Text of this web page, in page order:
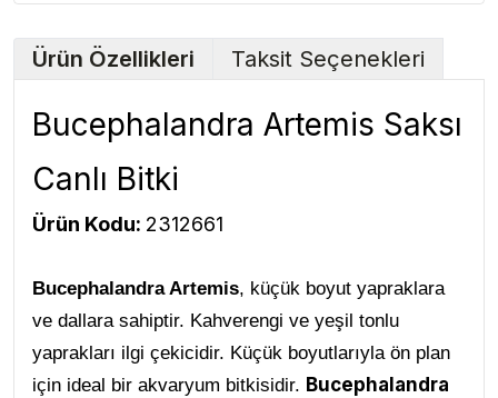
Ürün Özellikleri Taksit Seçenekleri
Bucephalandra Artemis Saksı
Canlı Bitki
Ürün Kodu: 2312661
Bucephalandra Artemis, küçük boyut yapraklara
ve dallara sahiptir. Kahverengi ve yeşil tonlu
yaprakları ilgi çekicidir. Küçük boyutlarıyla ön plan
için ideal bir akvaryum bitkisidir. Bucephalandra